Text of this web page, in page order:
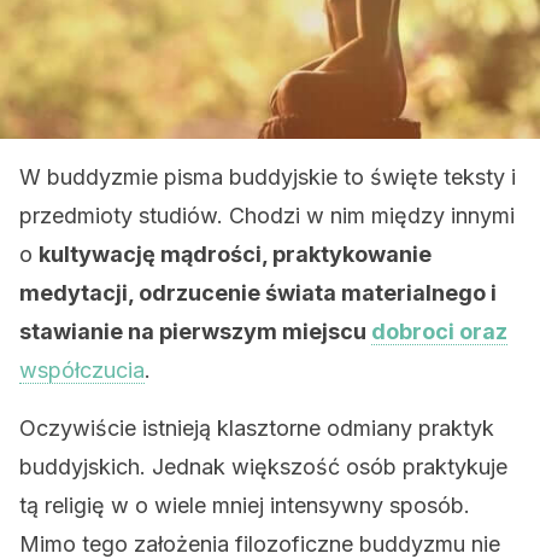
W buddyzmie pisma buddyjskie to święte teksty i
przedmioty studiów. Chodzi w nim między innymi
o kultywację mądrości, praktykowanie
medytacji, odrzucenie świata materialnego i
stawianie na pierwszym miejscu dobroci oraz
współczucia.
Oczywiście istnieją klasztorne odmiany praktyk
buddyjskich. Jednak większość osób praktykuje
tą religię w o wiele mniej intensywny sposób.
Mimo tego założenia filozoficzne buddyzmu nie